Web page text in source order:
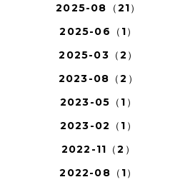
2025-08（21）
2025-06（1）
2025-03（2）
2023-08（2）
2023-05（1）
2023-02（1）
2022-11（2）
2022-08（1）